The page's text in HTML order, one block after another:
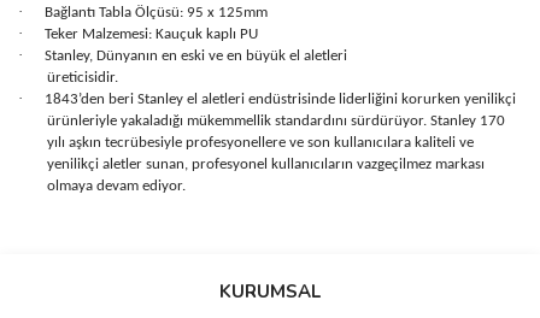
· Bağlantı Tabla Ölçüsü: 95 x 125mm
· Teker Malzemesi: Kauçuk kaplı PU
·
Stanley, Dünyanın en eski ve en büyük el aletleri
üreticisidir.
·
1843’den beri Stanley el aletleri endüstrisinde liderliğini korurken yenilikçi
ürünleriyle yakaladığı mükemmellik standardını sürdürüyor. Stanley 170
yılı aşkın tecrübesiyle profesyonellere ve son kullanıcılara kaliteli ve
yenilikçi aletler sunan, profesyonel kullanıcıların vazgeçilmez markası
olmaya devam ediyor.
Bu ürüne ilk yorumu siz yapın!
KURUMSAL